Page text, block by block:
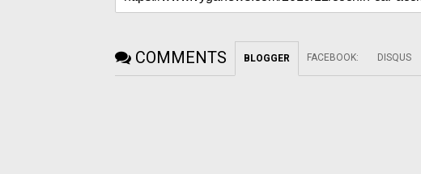
COMMENTS BLOGGER FACEBOOK: DISQUS